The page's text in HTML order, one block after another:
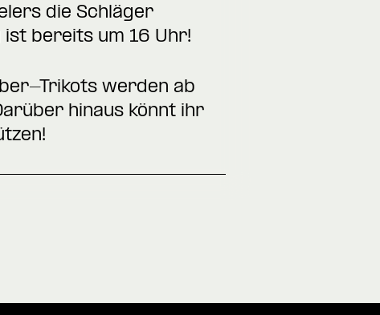
die Schläger
ist bereits um 16 Uhr!
Trikots werden ab
hinaus könnt ihr